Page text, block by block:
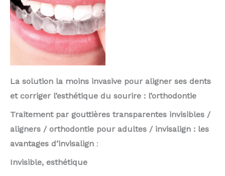
La solution la moins invasive pour aligner ses dents
et corriger l’esthétique du sourire : l’orthodontie
Traitement par gouttières transparentes invisibles /
aligners / orthodontie pour adultes / invisalign : les
avantages d’invisalign :
Invisible, esthétique